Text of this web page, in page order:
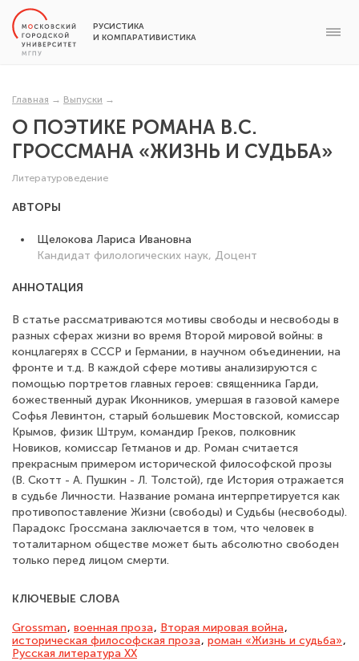
РУСИСТИКА
И КОМПАРАТИВИСТИКА
Главная → Выпуски →
О ПОЭТИКЕ РОМАНА В.С.
ГРОССМАНА «ЖИЗНЬ И СУДЬБА»
Литературоведение
АВТОРЫ
Щелокова Лариса Ивановна
Кандидат филологических наук, Доцент
АННОТАЦИЯ
В статье рассматриваются мотивы свободы и несвободы в
разных сферах жизни во время Второй мировой войны: в
концлагерях в СССР и Германии, в научном объединении, на
фронте и т.д. В каждой сфере мотивы анализируются с
помощью портретов главных героев: священника Гарди,
божественный дурак Иконников, умершая в газовой камере
Софья Левинтон, старый большевик Мостовской, комиссар
Крымов, физик Штрум, командир Греков, полковник
Новиков, комиссар Гетманов и др. Роман считается
прекрасным примером исторической философской прозы
(В. Скотт - А. Пушкин - Л. Толстой), где История отражается
в судьбе Личности. Название романа интерпретируется как
противопоставление Жизни (свободы) и Судьбы (несвободы).
Парадокс Гроссмана заключается в том, что человек в
тоталитарном обществе может быть абсолютно свободен
только перед лицом смерти.
КЛЮЧЕВЫЕ СЛОВА
Grossman, военная проза, Вторая мировая война,
историческая философская проза, роман «Жизнь и судьба»,
Русская литература XX